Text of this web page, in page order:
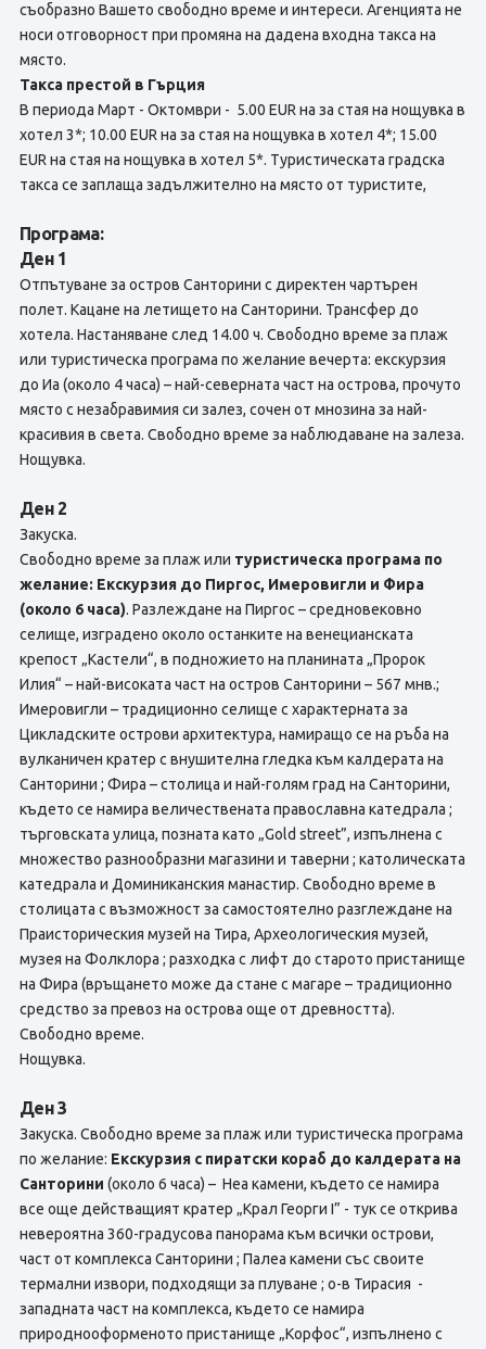
съобразно Вашето свободно време и интереси. Агенцията не
носи отговорност при промяна на дадена входна такса на
място.
Такса престой в Гърция
В периода Март - Октомври - 5.00 EUR на за стая на нощувка в
хотел 3*; 10.00 EUR на за стая на нощувка в хотел 4*; 15.00
EUR на стая на нощувка в хотел 5*. Туристическата градска
такса се заплаща задължително на място от туристите,
Програма:
Ден 1
Отпътуване за остров Санторини с директен чартърен
полет. Кацане на летището на Санторини. Трансфер до
хотела. Настаняване след 14.00 ч. Свободно време за плаж
или туристическа програма по желание вечерта: екскурзия
до Иа (около 4 часа) – най-северната част на острова, прочутo
място с незабравимия си залез, сочен от мнозина за най-
красивия в света. Свободно време за наблюдаване на залеза.
Нощувка.
Ден 2
Закуска.
Свободно време за плаж или туристическа програма по
желание: Екскурзия до Пиргос, Имеровигли и Фира
(около 6 часа). Разлеждане на Пиргос – средновековно
селище, изградено около останките на венецианската
крепост „Кастели“, в подножието на планината „Пророк
Илия“ – най-високата част на остров Санторини – 567 мнв.;
Имеровигли – традиционно селище с характерната за
Цикладските острови архитектура, намиращо се на ръба на
вулканичен кратер с внушителна гледка към калдерата на
Санторини ; Фира – столица и най-голям град на Санторини,
където се намира величественaта православна катедрала ;
търговската улица, позната като „Gold street”, изпълнена с
множество разнообразни магазини и таверни ; католическата
катедрала и Доминиканския манастир. Свободно време в
столицата с възможност за самостоятелно разглеждане на
Праисторическия музей на Тира, Археологическия музей,
музея на Фолклора ; разходка с лифт до старото пристанище
на Фира (връщането може да стане с магаре – традиционно
средство за превоз на острова още от древността).
Свободно време.
Нощувка.
Ден 3
Закуска. Свободно време за плаж или туристическа програма
по желание: Екскурзия с пиратски кораб до калдерата на
Санторини (около 6 часа) – Неа камени, където се намира
все още действащият кратер „Крал Георги I” - тук се открива
невероятна 360-градусова панорама към всички острови,
част от комплекса Санторини ; Палеа камени със своите
термални извори, подходящи за плуване ; о-в Тирасия -
западната част на комплекса, където се намира
природнооформеното пристанище „Корфос“, изпълнено с